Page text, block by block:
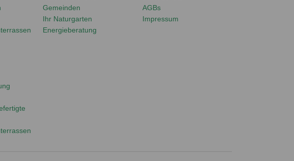
Gemeinden
Ihr Naturgarten
Energieberatung
AGBs
Impressum